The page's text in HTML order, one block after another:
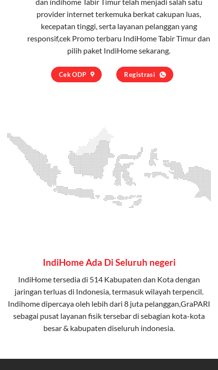
provider internet terkemuka berkat cakupan luas,
kecepatan tinggi, serta layanan pelanggan yang
responsif,cek Promo terbaru IndiHome Tabir Timur dan
pilih paket IndiHomesekarang.
Cek ODP Registrasi
IndiHome Ada Di Seluruh negeri
IndiHome tersedia di 514 Kabupaten dan Kota dengan
jaringan terluas di Indonesia, termasuk wilayah terpencil.
Indihome dipercaya oleh lebih dari 8 juta pelanggan,GraPARI
sebagai pusat layanan fisik tersebar di sebagian kota-kota
besar & kabupaten diseluruh indonesia.